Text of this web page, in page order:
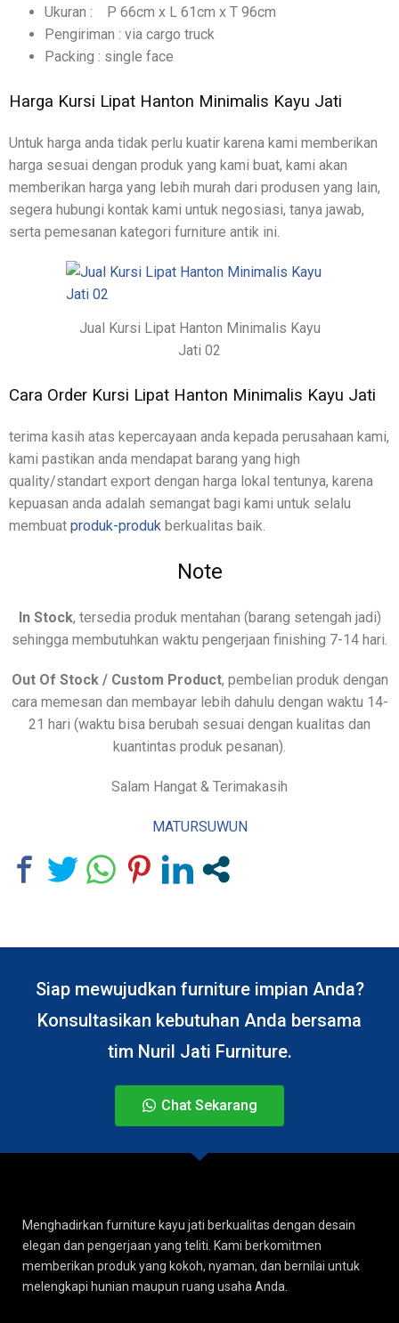
Ukuran : P 66cm x L 61cm x T 96cm
Pengiriman : via cargo truck
Packing : single face
Harga Kursi Lipat Hanton Minimalis Kayu Jati
Untuk harga anda tidak perlu kuatir karena kami memberikan
harga sesuai dengan produk yang kami buat, kami akan
memberikan harga yang lebih murah dari produsen yang lain,
segera hubungi kontak kami untuk negosiasi, tanya jawab,
serta pemesanan kategori furniture antik ini.
Jual Kursi Lipat Hanton Minimalis Kayu
Jati 02
Cara Order Kursi Lipat Hanton Minimalis Kayu Jati
terima kasih atas kepercayaan anda kepada perusahaan kami,
kami pastikan anda mendapat barang yang high
quality/standart export dengan harga lokal tentunya, karena
kepuasan anda adalah semangat bagi kami untuk selalu
membuat produk-produk berkualitas baik.
Note
In Stock, tersedia produk mentahan (barang setengah jadi)
sehingga membutuhkan waktu pengerjaan finishing 7-14 hari.
Out Of Stock / Custom Product, pembelian produk dengan
cara memesan dan membayar lebih dahulu dengan waktu 14-
21 hari (waktu bisa berubah sesuai dengan kualitas dan
kuantintas produk pesanan).
Salam Hangat & Terimakasih
MATURSUWUN
Siap mewujudkan furniture impian Anda?
Konsultasikan kebutuhan Anda bersama
tim Nuril Jati Furniture.
Chat Sekarang
Menghadirkan furniture kayu jati berkualitas dengan desain
elegan dan pengerjaan yang teliti. Kami berkomitmen
memberikan produk yang kokoh, nyaman, dan bernilai untuk
melengkapi hunian maupun ruang usaha Anda.